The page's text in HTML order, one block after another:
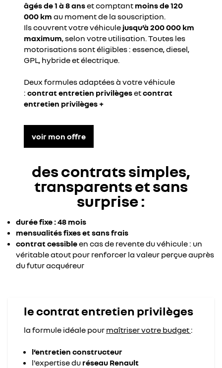
âgés de 1 à 8 anset comptant moins de 120
000 km au moment de la souscription.
Ils couvrent votre véhicule jusqu’à 200 000 km
maximum, selon votre utilisation. Toutes les
motorisations sont éligibles : essence, diesel,
GPL, hybride et électrique.
Deux formules adaptées à votre véhicule
: contrat entretien privilègesetcontrat
entretien privilèges +
voir mon offre
des contrats simples,
transparents et sans
surprise :
durée fixe : 48 mois
mensualités fixes et sans frais
contrat cessibleen cas de revente du véhicule : un
véritable atout pour renforcer la valeur perçue auprès
du futur acquéreur
le contrat entretien privilèges
la formule idéale pour maîtriser votre budget :
l’entretien constructeur
l'expertise du réseau Renault